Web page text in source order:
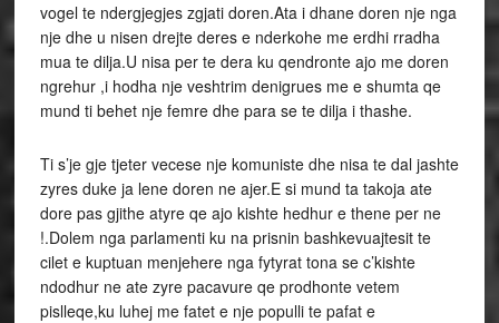
vogel te ndergjegjes zgjati doren.Ata i dhane doren nje nga
nje dhe u nisen drejte deres e nderkohe me erdhi rradha
mua te dilja.U nisa per te dera ku qendronte ajo me doren
ngrehur ,i hodha nje veshtrim denigrues me e shumta qe
mund ti behet nje femre dhe para se te dilja i thashe.
Ti s’je gje tjeter vecese nje komuniste dhe nisa te dal jashte
zyres duke ja lene doren ne ajer.E si mund ta takoja ate
dore pas gjithe atyre qe ajo kishte hedhur e thene per ne
!.Dolem nga parlamenti ku na prisnin bashkevuajtesit te
cilet e kuptuan menjehere nga fytyrat tona se c’kishte
ndodhur ne ate zyre pacavure qe prodhonte vetem
pislleqe,ku luhej me fatet e nje populli te pafat e